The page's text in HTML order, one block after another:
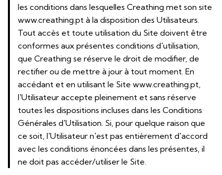
les conditions dans lesquelles Creathing met son site
www.creathing.pt à la disposition des Utilisateurs.
Tout accès et toute utilisation du Site doivent être
conformes aux présentes conditions d'utilisation,
que Creathing se réserve le droit de modifier, de
rectifier ou de mettre à jour à tout moment. En
accédant et en utilisant le Site www.creathing.pt,
l'Utilisateur accepte pleinement et sans réserve
toutes les dispositions incluses dans les Conditions
Générales d'Utilisation. Si, pour quelque raison que
ce soit, l'Utilisateur n'est pas entièrement d'accord
avec les conditions énoncées dans les présentes, il
ne doit pas accéder/utiliser le Site.